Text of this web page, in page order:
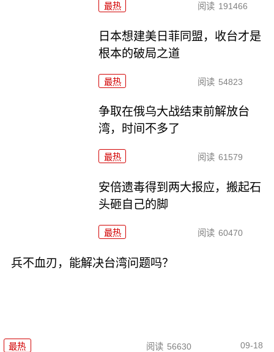
最热 阅读 191466
日本想建美日菲同盟，收台才是
根本的破局之道
最热 阅读 54823
争取在俄乌大战结束前解放台
湾，时间不多了
最热 阅读 61579
安倍遗毒得到两大报应，搬起石
头砸自己的脚
最热 阅读 60470
兵不血刃，能解决台湾问题吗？
最热 阅读 56630 09-18